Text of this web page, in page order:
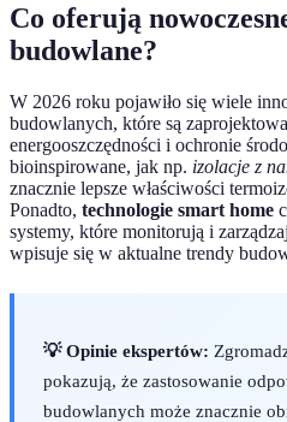
Co oferują
budowlane?
W 2026 roku pojawiło się wiele
budowlanych, które są
energooszczędności i ochronie
bioinspirowane, jak np. izolacje z
znacznie lepsze właściwości
Ponadto, technologie smart home
systemy, które monitorują i
wpisuje się w aktualne trendy
💡 Opinie ekspertów:
pokazują, że zastosowanie
budowlanych może znacznie